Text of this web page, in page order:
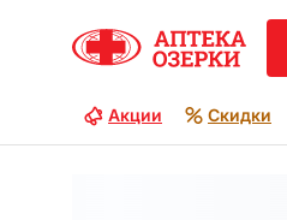
Акции Скидки